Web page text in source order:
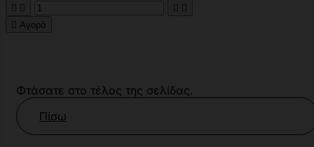
   
 Αγορά
Φτάσατε στο τέλος της σελίδας.
Πίσω